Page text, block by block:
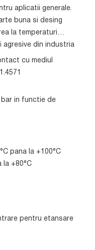
aplicatii generale.
buna si desing
la temperaturi
agresive din industria
cu mediul
bar in functie de
pana la +100°C
la +80°C
pentru etansare